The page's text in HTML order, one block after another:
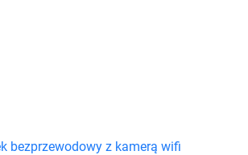
bezprzewodowy z kamerą wifi